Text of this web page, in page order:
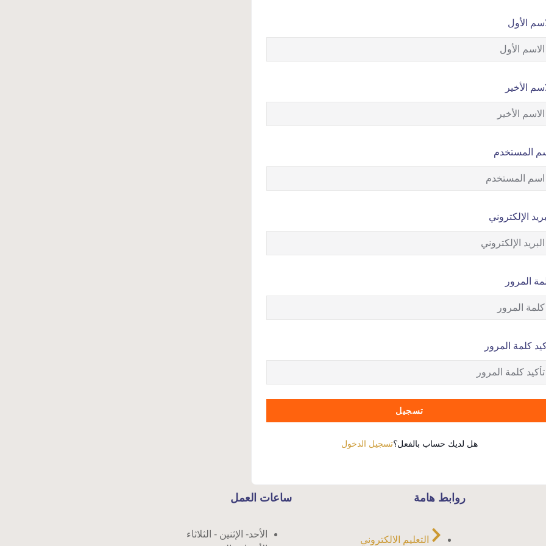
الأول
الأخير
المستخدم
الإلكتروني
المرور
كلمة المرور
تسجيل
هل لديك حساب بالفعل؟تسجيل الدخول
روابط هامة
التعليم الالكتروني
ساعات العمل
الأحد- الإثنين - الثلاثاء